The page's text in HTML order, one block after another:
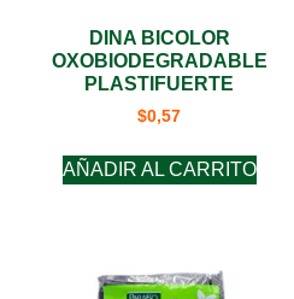
DINA BICOLOR
OXOBIODEGRADABLE
PLASTIFUERTE
$0,57
AÑADIR AL CARRITO